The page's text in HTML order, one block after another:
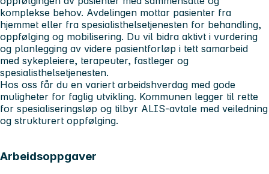
komplekse behov. Avdelingen mottar pasienter fra
hjemmet eller fra spesialisthelsetjenesten for behandling,
oppfølging og mobilisering. Du vil bidra aktivt i vurdering
og planlegging av videre pasientforløp i tett samarbeid
med sykepleiere, terapeuter, fastleger og
spesialisthelsetjenesten.
Hos oss får du en variert arbeidshverdag med gode
muligheter for faglig utvikling. Kommunen legger til rette
for spesialiseringsløp og tilbyr ALIS‑avtale med veiledning
og strukturert oppfølging.
Arbeidsoppgaver